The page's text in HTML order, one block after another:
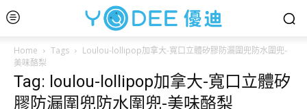
Home Tags
Loulou-lollipop加拿大-寬口立體矽膠防漏圍兜防水圍兜-
美味酪梨
Tag: loulou-lollipop加拿大-寬口立體矽
膠防漏圍兜防水圍兜-美味酪梨